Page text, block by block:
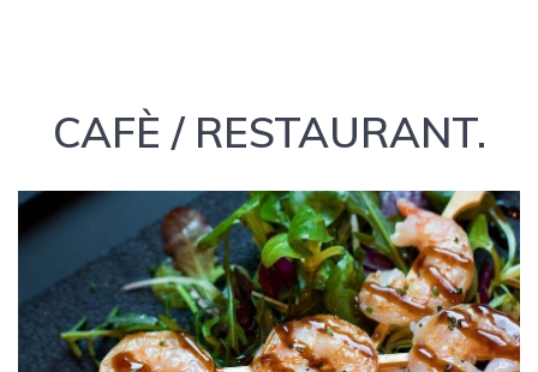
CAFÈ / RESTAURANT.